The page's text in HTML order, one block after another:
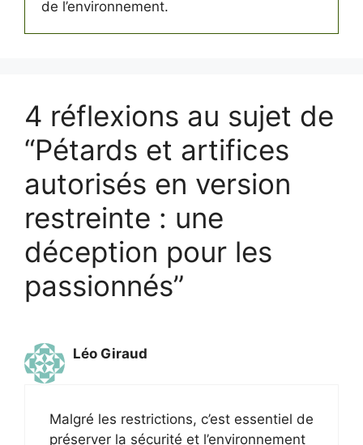
de l’environnement.
4 réflexions au sujet de
“Pétards et artifices
autorisés en version
restreinte : une
déception pour les
passionnés”
Léo Giraud
Malgré les restrictions, c’est essentiel de
préserver la sécurité et l’environnement